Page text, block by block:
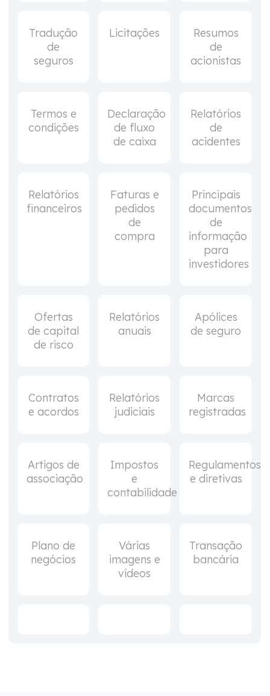
Tradução
de
seguros
Licitações
Resumos
de
acionistas
Termos e
condições
Declaração
de fluxo
de caixa
Relatórios
de
acidentes
Relatórios
financeiros
Faturas e
pedidos
de
compra
Principais
documentos
de
informação
para
investidores
Ofertas
de capital
de risco
Relatórios
anuais
Apólices
de seguro
Contratos
e acordos
Relatórios
judiciais
Marcas
registradas
Artigos de
associação
Impostos
e
contabilidade
Regulamentos
e diretivas
Plano de
negócios
Várias
imagens e
vídeos
Transação
bancária